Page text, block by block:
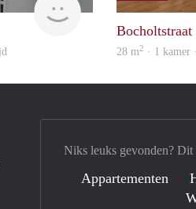
Bocholtstraat
28 m2 · 1 kamer
Niks leuks gevonden? Dit
Appartementen